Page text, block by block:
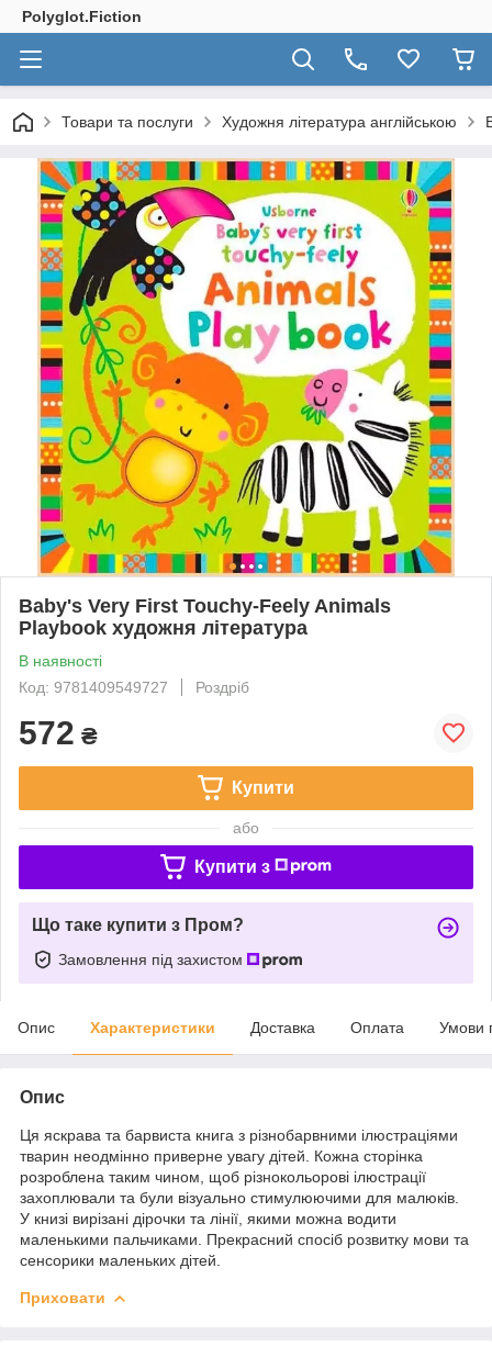
Polyglot.Fiction
Товари та послуги Художня література англійською
Baby's Very First Touchy-Feely Animals
Playbook художня література
В наявності
Код: 9781409549727
Роздріб
572 ₴
Купити
або
Купити з
Що таке купити з Пром?
Замовлення під захистом
Опис Характеристики Доставка Оплата Умови
Опис
Ця яскрава та барвиста книга з різнобарвними ілюстраціями
тварин неодмінно приверне увагу дітей. Кожна сторінка
розроблена таким чином, щоб різнокольорові ілюстрації
захоплювали та були візуально стимулюючими для малюків.
У книзі вирізані дірочки та лінії, якими можна водити
маленькими пальчиками. Прекрасний спосіб розвитку мови та
сенсорики маленьких дітей.
Приховати